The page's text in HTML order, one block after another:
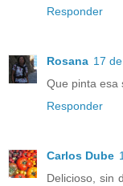
Responder
Rosana 17
Que pinta esa
Responder
Carlos Dube
Delicioso, sin